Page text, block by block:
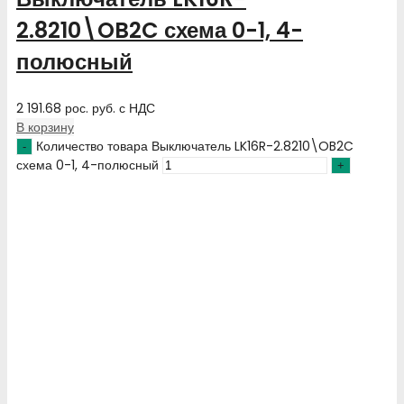
2.8210\OB2C схема 0-1, 4-
полюсный
2 191.68 рос. руб. с НДС
В корзину
Количество товара Выключатель LK16R-2.8210\OB2C
схема 0-1, 4-полюсный